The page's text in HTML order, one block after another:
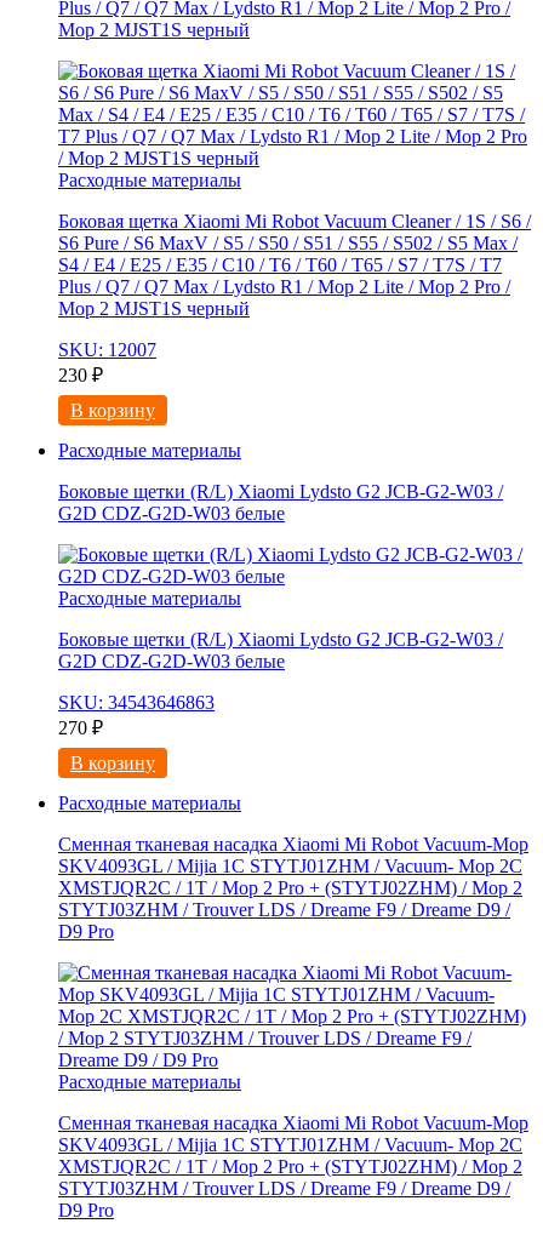
Plus / Q7 / Q7 Max / Lydsto R1 / Mop 2 Lite / Mop 2 Pro /
Mop 2 MJST1S черный
Расходные материалы
Боковая щетка Xiaomi Mi Robot Vacuum Cleaner / 1S / S6 /
S6 Pure / S6 MaxV / S5 / S50 / S51 / S55 / S502 / S5 Max /
S4 / E4 / E25 / E35 / C10 / T6 / T60 / T65 / S7 / T7S / T7
Plus / Q7 / Q7 Max / Lydsto R1 / Mop 2 Lite / Mop 2 Pro /
Mop 2 MJST1S черный
SKU: 12007
230 ₽
В корзину
Расходные материалы
Боковые щетки (R/L) Xiaomi Lydsto G2 JCB-G2-W03 /
G2D CDZ-G2D-W03 белые
Расходные материалы
Боковые щетки (R/L) Xiaomi Lydsto G2 JCB-G2-W03 /
G2D CDZ-G2D-W03 белые
SKU: 34543646863
270 ₽
В корзину
Расходные материалы
Сменная тканевая насадка Xiaomi Mi Robot Vacuum-Mop
SKV4093GL / Mijia 1C STYTJ01ZHM / Vacuum- Mop 2C
XMSTJQR2C / 1T / Mop 2 Pro + (STYTJ02ZHM) / Mop 2
STYTJ03ZHM / Trouver LDS / Dreame F9 / Dreame D9 /
D9 Pro
Расходные материалы
Сменная тканевая насадка Xiaomi Mi Robot Vacuum-Mop
SKV4093GL / Mijia 1C STYTJ01ZHM / Vacuum- Mop 2C
XMSTJQR2C / 1T / Mop 2 Pro + (STYTJ02ZHM) / Mop 2
STYTJ03ZHM / Trouver LDS / Dreame F9 / Dreame D9 /
D9 Pro